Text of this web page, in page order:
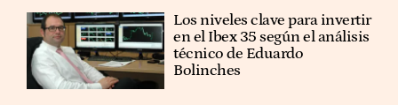
Los niveles clave para invertir
en el Ibex 35 según el análisis
técnico de Eduardo
Bolinches